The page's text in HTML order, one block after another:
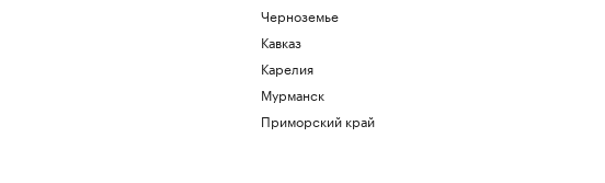
Черноземье
Кавказ
Карелия
Мурманск
Приморский край